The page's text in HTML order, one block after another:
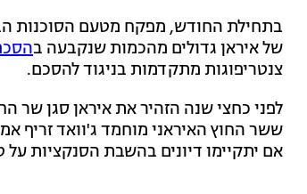
בתחילת החודש, מפקח מטעם הסוכנות
של איראן גדולים מהכמות שנקבעה ב
צנטריפוגות מתקדמות בניגוד להסכם.
לפני כחצי שנה הזהיר את איראן סגן שר
ששר החוץ האיראני מוחמד ג'וואד זריף
אם יתקיימו דיונים בהשבת הסנקציות